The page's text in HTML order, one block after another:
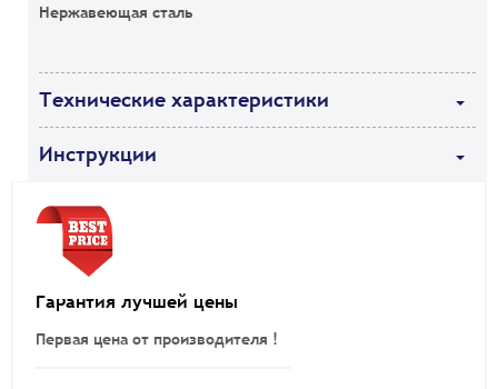
Нержавеющая сталь
Технические характеристики
Инструкции
Гарантия лучшей цены
Первая цена от производителя !